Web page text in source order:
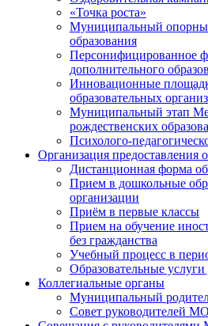
«Точка роста»
Муниципальный
образования
Персонифицированное
дополнительного
Инновационные
образовательных
Муниципальный этап
рождественских
Психолого-
Организация предоставления
Дистанционная форма
Прием в дошкольные
организации
Приём в первые классы
Прием на обучение
без гражданства
Учебный процесс в
Образовательные
Коллегиальные органы
Муниципальный
Совет руководителей